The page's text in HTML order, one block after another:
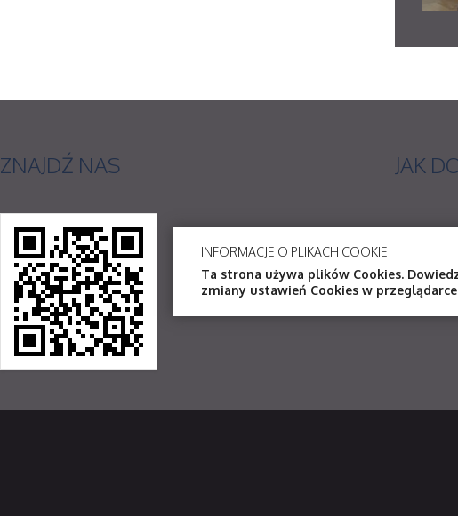
ZNAJDŹ NAS JAK
INFORMACJE O PLIKACH COOKIE
Ta strona używa plików Cookies.
zmiany ustawień Cookies w